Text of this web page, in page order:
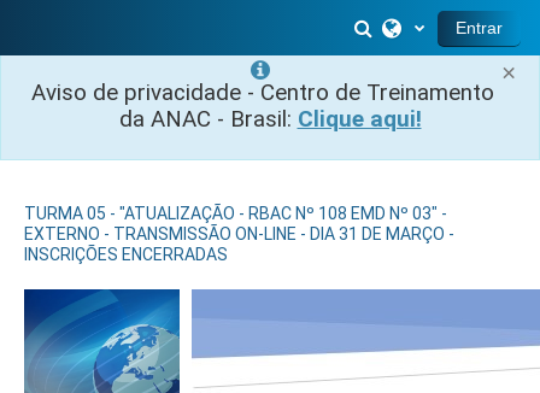
×
Aviso de privacidade - Centro de Treinamento
da ANAC - Brasil: Clique aqui!
Alternar entrada
Entrar
TURMA 05 - "ATUALIZAÇÃO - RBAC Nº 108 EMD Nº 03" -
EXTERNO - TRANSMISSÃO ON-LINE - DIA 31 DE MARÇO -
INSCRIÇÕES ENCERRADAS